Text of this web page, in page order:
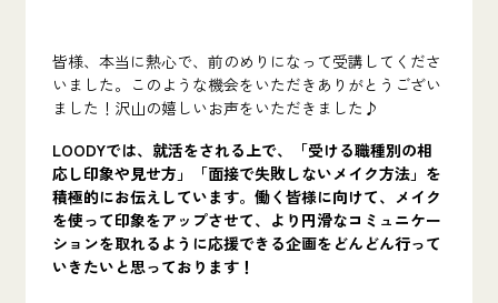
皆様、本当に熱心で、前のめりになって受講してくださ
いました。このような機会をいただきありがとうござい
ました！沢山の嬉しいお声をいただきました♪
LOODYでは、就活をされる上で、「受ける職種別の相
応し印象や見せ方」「面接で失敗しないメイク方法」を
積極的にお伝えしています。働く皆様に向けて、メイク
を使って印象をアップさせて、より円滑なコミュニケー
ションを取れるように応援できる企画をどんどん行って
いきたいと思っております！